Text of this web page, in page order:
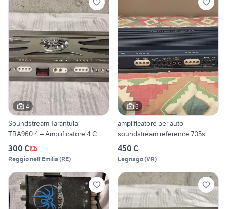
4
Soundstream Tarantula
TRA960.4 – Amplificatore 4 C
300 €
Reggio nell'Emilia (RE)
6
amplificatore per auto
soundstream reference 705s
450 €
Legnago(VR)